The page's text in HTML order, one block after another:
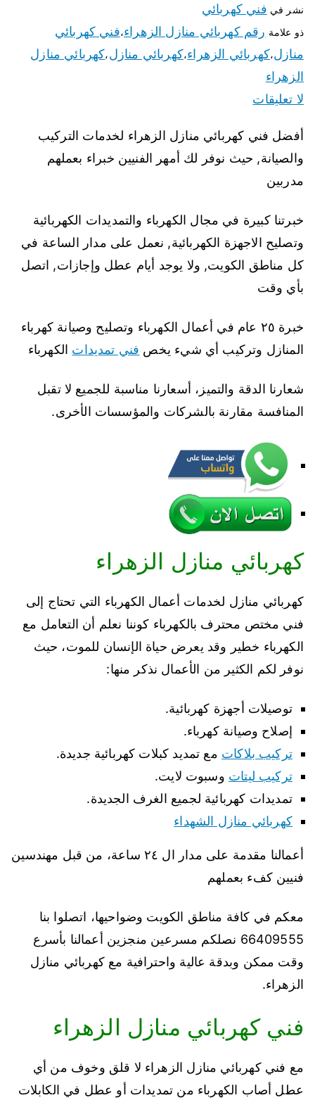
نشر في فني كهربائي
ذو علامة رقم كهربائي منازل الزهراء،فني كهربائي
منازل،كهربائي الزهراء،كهربائي منازل،كهربائي منازل
الزهراء
لا تعليقات
أفضل فني كهربائي منازل الزهراء لخدمات التركيب
والصيانة, حيث نوفر لك أمهر الفنيين خبراء بعملهم
مدربين
خبرتنا كبيرة في مجال الكهرباء والتمديدات الكهربائية
وتصليح الاجهزة الكهربائية, نعمل على مدار الساعة في
كل مناطق الكويت, ولا يوجد أيام عطل وإجازات, اتصل
بأي وقت
خبرة ٢٥ عام في أعمال الكهرباء وتصليح وصيانة كهرباء
المنازل وتركيب أي شيء يخص فني تمديدات الكهرباء
شعارنا الدقة والتميز، أسعارنا مناسبة للجميع لا تقبل
المنافسة مقارنة بالشركات والمؤسسات الأخرى.
كهربائي منازل الزهراء
كهربائي منازل لخدمات أعمال الكهرباء التي تحتاج إلى
فني مختص محترف بالكهرباء كوننا نعلم أن التعامل مع
الكهرباء خطير وقد يعرض حياة الإنسان للموت، حيث
نوفر لكم الكثير من الأعمال نذكر منها:
توصيلات أجهزة كهربائية.
إصلاح وصيانة كهرباء.
تركيب بلاكات مع تمديد كبلات كهربائية جديدة.
تركيب ليتات وسبوت لايت.
تمديدات كهربائية لجميع الغرف الجديدة.
كهربائي منازل الشهداء
أعمالنا مقدمة على مدار ال ٢٤ ساعة، من قبل مهندسين
فنيين كفء بعملهم
معكم في كافة مناطق الكويت وضواحيها، اتصلوا بنا
66409555 نصلكم مسرعين منجزين أعمالنا بأسرع
وقت ممكن وبدقة عالية واحترافية مع كهربائي منازل
الزهراء.
فني كهربائي منازل الزهراء
مع فني كهربائي منازل الزهراء لا قلق وخوف من أي
عطل أصاب الكهرباء من تمديدات أو عطل في الكابلات